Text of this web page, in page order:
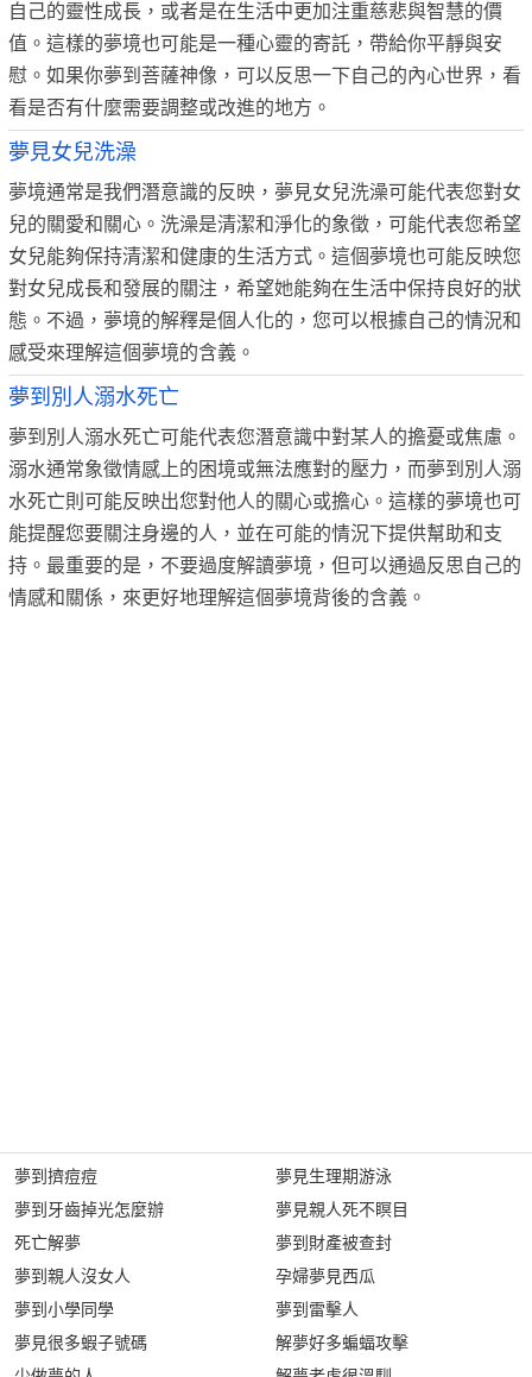
自己的靈性成長，或者是在生活中更加注重慈悲與智慧的價
值。這樣的夢境也可能是一種心靈的寄託，帶給你平靜與安
慰。如果你夢到菩薩神像，可以反思一下自己的內心世界，看
看是否有什麼需要調整或改進的地方。
夢見女兒洗澡
夢境通常是我們潛意識的反映，夢見女兒洗澡可能代表您對女
兒的關愛和關心。洗澡是清潔和淨化的象徵，可能代表您希望
女兒能夠保持清潔和健康的生活方式。這個夢境也可能反映您
對女兒成長和發展的關注，希望她能夠在生活中保持良好的狀
態。不過，夢境的解釋是個人化的，您可以根據自己的情況和
感受來理解這個夢境的含義。
夢到別人溺水死亡
夢到別人溺水死亡可能代表您潛意識中對某人的擔憂或焦慮。
溺水通常象徵情感上的困境或無法應對的壓力，而夢到別人溺
水死亡則可能反映出您對他人的關心或擔心。這樣的夢境也可
能提醒您要關注身邊的人，並在可能的情況下提供幫助和支
持。最重要的是，不要過度解讀夢境，但可以通過反思自己的
情感和關係，來更好地理解這個夢境背後的含義。
夢到擠痘痘
夢到牙齒掉光怎麼辦
死亡解夢
夢到親人沒女人
夢到小學同學
夢見很多蝦子號碼
夢見生理期游泳
夢見親人死不瞑目
夢到財產被查封
孕婦夢見西瓜
夢到雷擊人
解夢好多蝙蝠攻擊